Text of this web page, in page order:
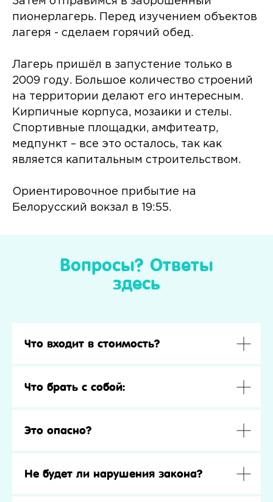
пионерлагерь. Перед изучением объектов
лагеря - сделаем горячий обед.
Лагерь пришёл в запустение только в
2009 году. Большое количество строений
на территории делают его интересным.
Кирпичные корпуса, мозаики и стелы.
Спортивные площадки, амфитеатр,
медпункт – все это осталось, так как
является капитальным строительством.
Ориентировочное прибытие на
Белорусский вокзал в 19:55.
Вопросы? Ответы
здесь
Что входит в стоимость?
Что брать с собой:
Это опасно?
Не будет ли нарушения закона?